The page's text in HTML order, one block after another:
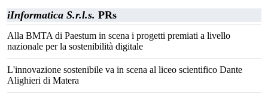
iInformatica S.r.l.s. PRs
Alla BMTA di Paestum in scena i progetti premiati a livello
nazionale per la sostenibilità digitale
L'innovazione sostenibile va in scena al liceo scientifico Dante
Alighieri di Matera